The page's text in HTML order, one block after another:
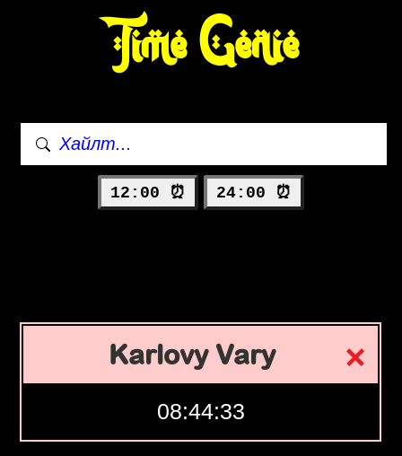
Time Genie
12:00 ⏰ 24:00 ⏰
Karlovy Vary
08:44:34